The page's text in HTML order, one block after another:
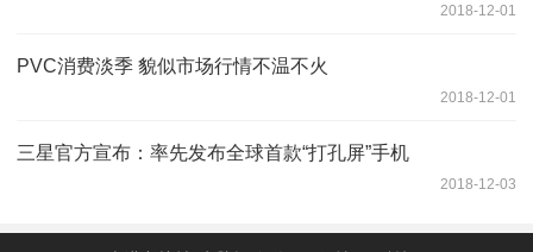
2018-12-01
PVC消费淡季 貌似市场行情不温不火
2018-12-01
三星官方宣布：率先发布全球首款“打孔屏”手机
2018-12-03